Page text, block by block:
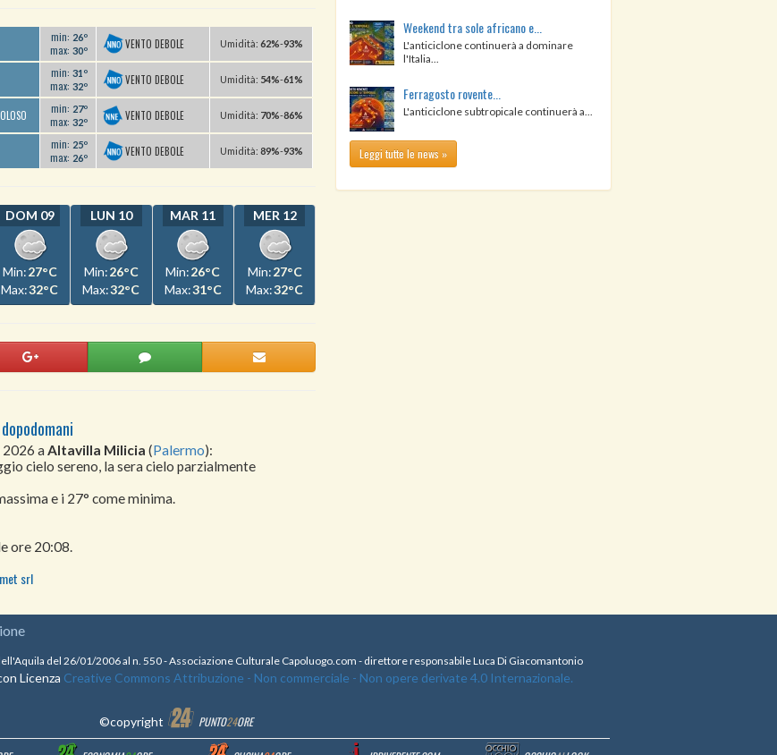
min: 26º
max: 30º VENTO DEBOLE Umidità: 62%-93%
min: 31º
max: 32º VENTO DEBOLE Umidità: 54%-61%
min: 27º
max: 32º VENTO DEBOLE Umidità: 70%-86%
min: 25º
max: 26º VENTO DEBOLE Umidità: 89%-93%
DOM 09
Min:27°C
Max:32°C
LUN 10
Min:26°C
Max:32°C
MAR 11
Min:26°C
Max:31°C
MER 12
Min:27°C
Max:32°C
a Altavilla Milicia (Palermo):
cielo sereno, la sera cielo parzialmente
e i 27° come minima.
ore 20:08.
srl
Weekend tra sole africano e...
L'anticiclone continuerà a dominare
l'Italia...
Ferragosto rovente...
L'anticiclone subtropicale continuerà a...
Leggi tutte le news »
del 26/01/2006 al n. 550 - Associazione Culturale Capoluogo.com - direttore responsabile Luca Di Giacomantonio
Licenza Creative Commons Attribuzione - Non commerciale - Non opere derivate 4.0 Internazionale.
©copyright
PUNTO24ORE